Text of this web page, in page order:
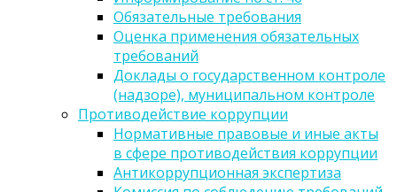
Обязательные требования
Оценка применения обязательных
требований
Доклады о государственном контроле
(надзоре), муниципальном контроле
Противодействие коррупции
Нормативные правовые и иные акты
в сфере противодействия коррупции
Антикоррупционная экспертиза